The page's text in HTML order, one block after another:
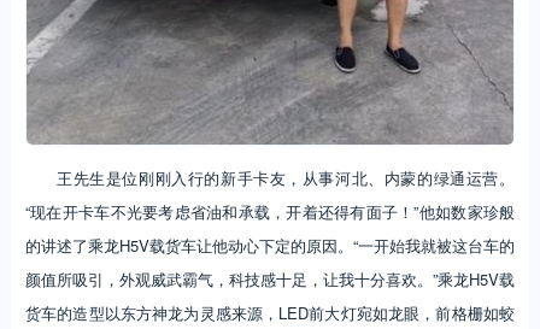
王先生是位刚刚入行的新手卡友，从事河北、内蒙的绿通运营。
“现在开卡车不光要考虑省油和承载，开着还得有面子！”他如数家珍般
的讲述了乘龙H5V载货车让他动心下定的原因。“一开始我就被这台车的
颜值所吸引，外观威武霸气，科技感十足，让我十分喜欢。”乘龙H5V载
货车的造型以东方神龙为灵感来源，LED前大灯宛如龙眼，前格栅如蛟